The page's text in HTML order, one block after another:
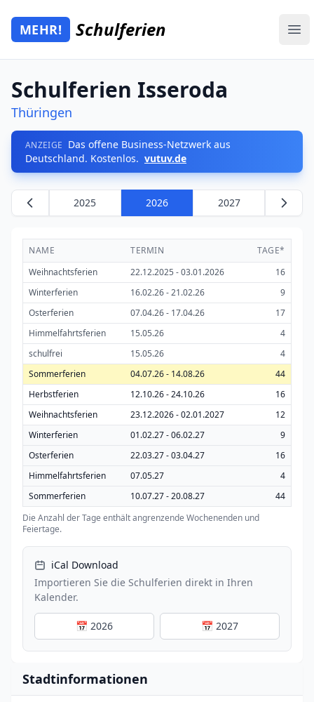
Zum Hauptinhalt springen
Mehr Schulferien
MEHR! Schulferien
Schulferien Isseroda
Thüringen
ANZEIGE Das offene Business-Netzwerk aus
Deutschland. Kostenlos. vutuv.de
2025 2026 2027
NAME TERMIN
TAGE*
Weihnachtsferien
22.12.2025 - 03.01.2026
16
Winterferien
16.02.26 - 21.02.26
9
Osterferien
07.04.26 - 17.04.26
17
Himmelfahrtsferien
15.05.26
4
schulfrei
15.05.26
4
Sommerferien
04.07.26 - 14.08.26
44
Herbstferien
12.10.26 - 24.10.26
16
Weihnachtsferien
23.12.2026 - 02.01.2027
12
Winterferien
01.02.27 - 06.02.27
9
Osterferien
22.03.27 - 03.04.27
16
Himmelfahrtsferien
07.05.27
4
Sommerferien
10.07.27 - 20.08.27
44
Die Anzahl der Tage enthält angrenzende Wochenenden und
Feiertage.
iCal Download
Importieren Sie die Schulferien direkt in Ihren
Kalender.
📅 2026 📅 2027
Stadtinformationen